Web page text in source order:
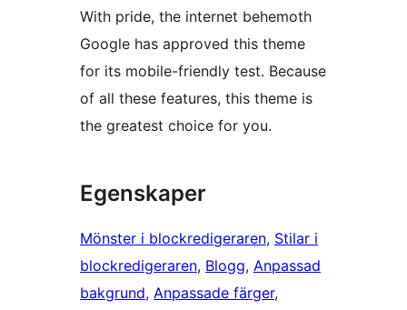
With pride, the internet behemoth
Google has approved this theme
for its mobile-friendly test. Because
of all these features, this theme is
the greatest choice for you.
Egenskaper
Mönster i blockredigeraren, Stilar i
blockredigeraren, Blogg, Anpassad
bakgrund, Anpassade färger